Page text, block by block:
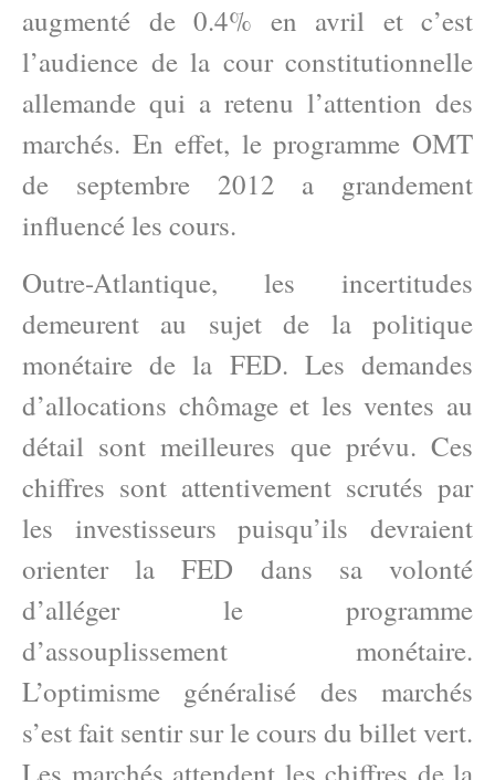
augmenté de 0.4% en avril et c’est
l’audience de la cour constitutionnelle
allemande qui a retenu l’attention des
marchés. En effet, le programme OMT
de septembre 2012 a grandement
influencé les cours.
Outre-Atlantique, les incertitudes
demeurent au sujet de la politique
monétaire de la FED. Les demandes
d’allocations chômage et les ventes au
détail sont meilleures que prévu. Ces
chiffres sont attentivement scrutés par
les investisseurs puisqu’ils devraient
orienter la FED dans sa volonté
d’alléger le programme
d’assouplissement monétaire.
L’optimisme généralisé des marchés
s’est fait sentir sur le cours du billet vert.
Les marchés attendent les chiffres de la